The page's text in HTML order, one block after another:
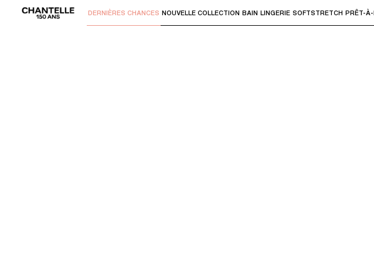
Utilisez "Flèche bas" ou "Entrer" pour accéder aux sous-
DERNIÈRES CHANCES NOUVELLE COLLECTION BAIN LINGERIE SOFTSTRETCH PRÊT-